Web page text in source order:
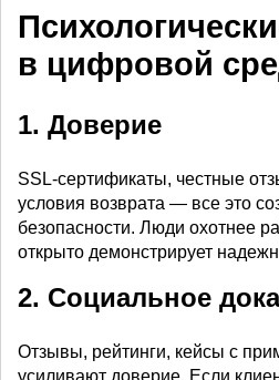
в цифровой
1. Доверие
SSL-сертификаты, честные
условия возврата — все это
безопасности. Люди охотнее
открыто демонстрирует
2. Социальное
Отзывы, рейтинги, кейсы с
усиливают доверие. Если